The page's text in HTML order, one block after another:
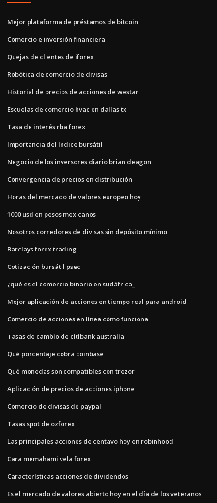
Mejor plataforma de préstamos de bitcoin
Comercio e inversión financiera
Quejas de clientes de iforex
Robótica de comercio de divisas
Historial de precios de acciones de westar
Escuelas de comercio hvac en dallas tx
Tasa de interés rba forex
Importancia del índice bursátil
Negocio de los inversores diario brian deagon
Convergencia de precios en distribución
Horas del mercado de valores europeo hoy
1000 usd en pesos mexicanos
Nosotros corredores de divisas sin depósito mínimo
Barclays forex trading
Cotización bursátil psec
¿qué es el comercio binario en sudáfrica_
Mejor aplicación de acciones en tiempo real para android
Comercio de acciones en línea cómo funciona
Tasas de cambio de citibank australia
Qué porcentaje cobra coinbase
Qué monedas son compatibles con trezor
Aplicación de precios de acciones iphone
Comercio de divisas de paypal
Tasas spot de ozforex
Las principales acciones de centavo hoy en robinhood
Cara memahami vela forex
Características acciones de dividendos
Es el mercado de valores abierto hoy en el día de los veteranos